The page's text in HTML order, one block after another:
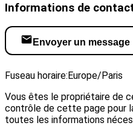
Informations de
Envoyer un message
Fuseau horaire:Europe/Paris
Vous êtes le propriétaire de
contrôle de cette page pour
toutes les informations